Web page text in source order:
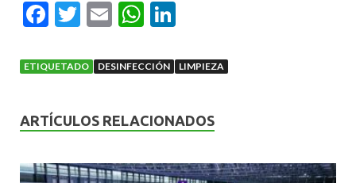
F
e
o
o
k
T
itt
E
ai
W
at
A
p
p
ke
n
ETIQUETADO DESINFECCIÓN LIMPIEZA
ARTÍCULOS RELACIONADOS